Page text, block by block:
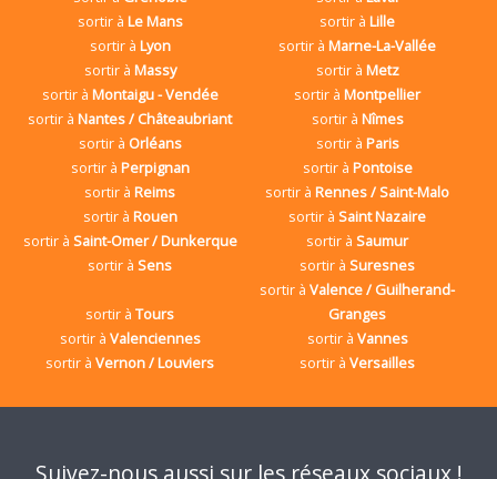
sortir à Le Mans sortir àLille
sortir à Lyon sortir àMarne-La-Vallée
sortir à Massy sortir à Metz
sortir à Montaigu - Vendée sortir àMontpellier
sortir àNantes / Châteaubriant sortir à Nîmes
sortir à Orléans sortir à Paris
sortir à Perpignan sortir à Pontoise
sortir àReims sortir àRennes / Saint-Malo
sortir à Rouen sortir àSaint Nazaire
sortir à Saint-Omer / Dunkerque sortir àSaumur
sortir àSens sortir àSuresnes
sortir àTours
sortir àValence / Guilherand-
Granges
sortir à Valenciennes sortir à Vannes
sortir àVernon / Louviers sortir àVersailles